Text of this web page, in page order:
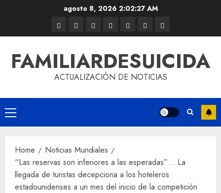
agosto 8, 2026 2:02:28 AM
FAMILIARDESUICIDA
ACTUALIZACIÓN DE NOTICIAS
Home
Noticias Mundiales
“Las reservas son inferiores a las esperadas”… La
llegada de turistas decepciona a los hoteleros
estadounidenses a un mes del inicio de la competición